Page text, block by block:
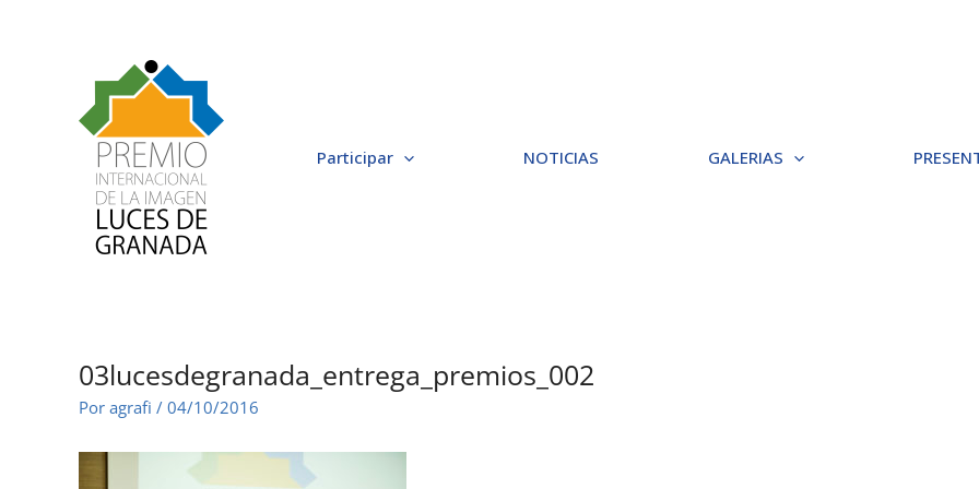
Participar
NOTICIAS GALERIAS
03lucesdegranada_entrega_premios_002
Por agrafi / 04/10/2016